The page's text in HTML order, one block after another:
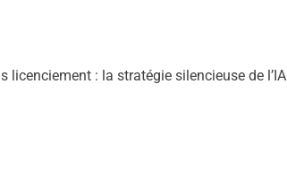
licenciement : la stratégie silencieuse de l’IA